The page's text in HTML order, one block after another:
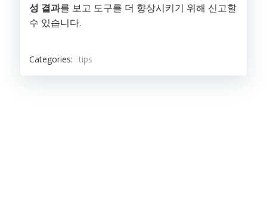
성 결과를 보고 도구를 더 향상시키기 위해 신고할
수 있습니다.
Categories: tips